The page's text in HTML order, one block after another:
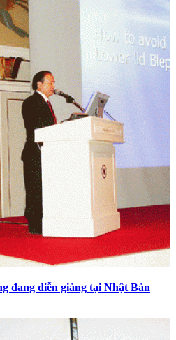
đang diễn giảng tại Nhật Bản